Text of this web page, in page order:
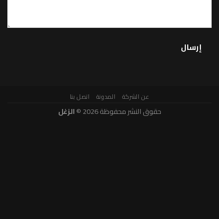
المدونة اتصل بنا
حقوق النشر محفوظة 2026 © الزغل